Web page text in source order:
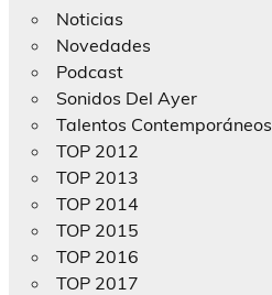
Noticias
Novedades
Podcast
Sonidos Del Ayer
Talentos Contemporáneos
TOP 2012
TOP 2013
TOP 2014
TOP 2015
TOP 2016
TOP 2017